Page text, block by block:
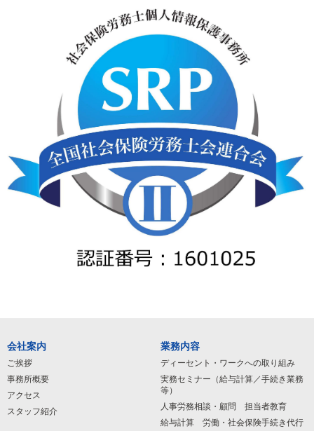
会社案内
ご挨拶
事務所概要
アクセス
スタッフ紹介
業務内容
ディーセント・ワークへの取り組み
実務セミナー（給与計算／手続き業務
等）
人事労務相談・顧問 担当者教育
給与計算 労働・社会保険手続き代行